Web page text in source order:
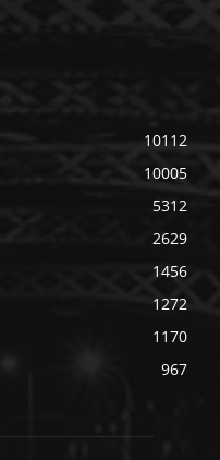
10112
10005
5312
2629
1456
1272
1170
967